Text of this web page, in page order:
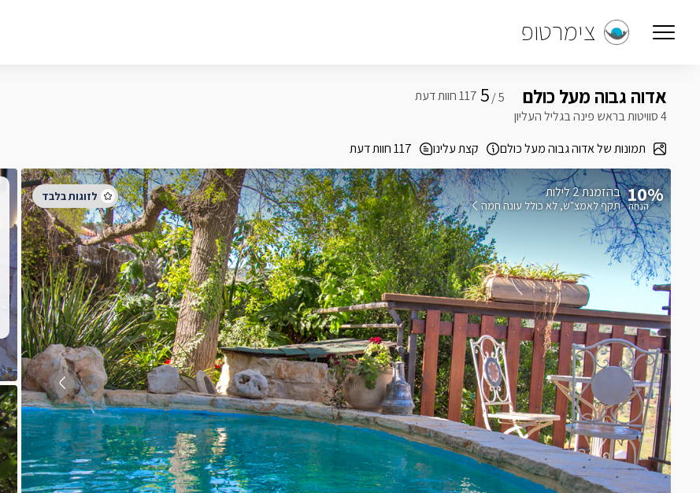
צימרטופ
אדוה גבוה מעל כולם 5 /
5
4 סוויטות בראש פינה בגליל העליון
תמונות של אדוה גבוה מעל כולם
קצת עלינו 117 חוות דעת
10% בהזמנת 2 לילות
תקף לאמצ"ש לא כולל עונה חמה